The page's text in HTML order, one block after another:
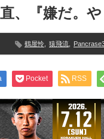
、『嫌だ。や
鶴屋怜 猿飛流
Pocket RSS